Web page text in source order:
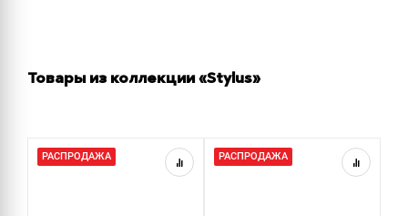
Товары из коллекции «Stylus»
РАСПРОДАЖА РАСПРОДАЖА